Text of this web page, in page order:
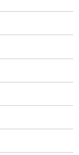
まずLv5を目指す
あとは、継続戦
場持ちが長けれ
ことと同じ恩
いので、他の
解放してあげ